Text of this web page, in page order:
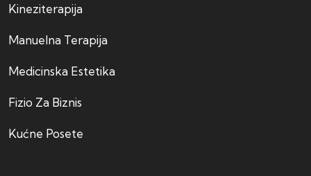
Kineziterapija
Manuelna Terapija
Medicinska Estetika
Fizio Za Biznis
Kućne Posete